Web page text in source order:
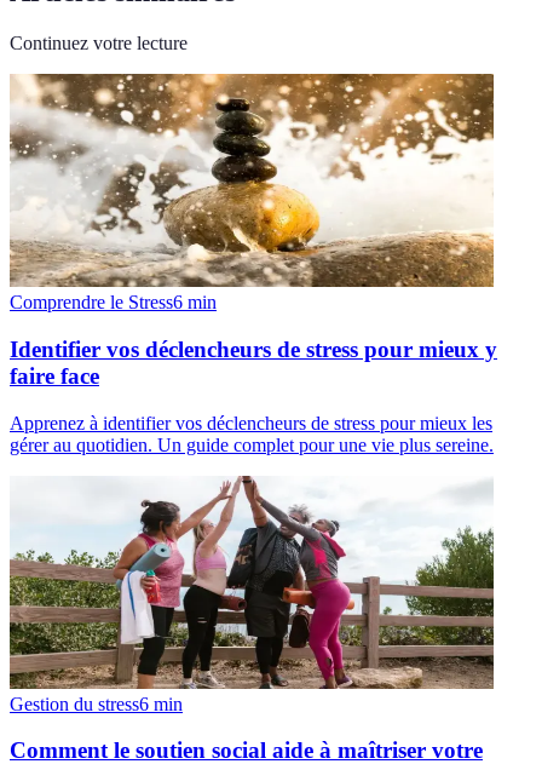
Continuez votre lecture
Comprendre le Stress6 min
Identifier vos déclencheurs de stress pour mieux y
faire face
Apprenez à identifier vos déclencheurs de stress pour mieux les
gérer au quotidien. Un guide complet pour une vie plus sereine.
Gestion du stress6 min
Comment le soutien social aide à maîtriser votre